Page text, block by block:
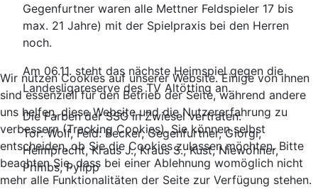
Gegenfurtner waren alle Mettner Feldspieler 17 bis
max. 21 Jahre) mit der Spielpraxis bei den Herren
noch.
Am 06.11. steht das nächste Heimspiel gegen die
Landesligareserve des TV Altötting an.
Die Farben der SSG in Zwiesel vertraten:
Tor: Wolf, Feld: Becker, Gegenfurtner, Giorgi,
Helmprecht, Kraus J., Kraus S., Kust, Niewöhner,
Primbs, Pylipp
Wir nutzen Cookies auf unserer Website. Einige von ihnen
sind essenziell für den Betrieb der Seite, während andere
uns helfen, diese Website und die Nutzererfahrung zu
verbessern (Tracking Cookies). Sie können selbst
entscheiden, ob Sie die Cookies zulassen möchten. Bitte
beachten Sie, dass bei einer Ablehnung womöglich nicht
mehr alle Funktionalitäten der Seite zur Verfügung stehen.